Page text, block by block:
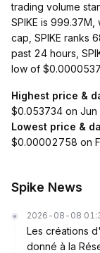
trading volume
SPIKE is
cap, SPIKE ranks
past 24 hours,
low of
Highest price &
$0.053734 on
Lowest price &
$0.00002758 on
Spike News
2026-08-08
Les créations
donné à la